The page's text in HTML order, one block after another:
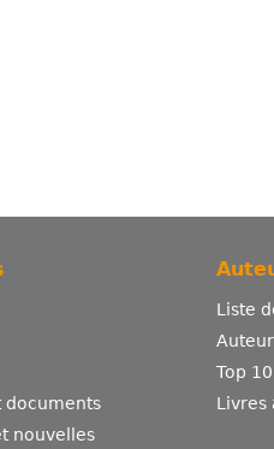
documents
nouvelles
Liste
Top
Livres